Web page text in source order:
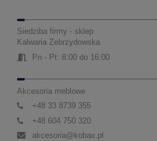
Siedziba firmy - sklep
Kalwaria Zebrzydowska
Pn - Pt: 8:00 do 16:00
Akcesoria meblowe
+48 33 8739 355
+48 604 750 320
akcesoria@kobax.pl